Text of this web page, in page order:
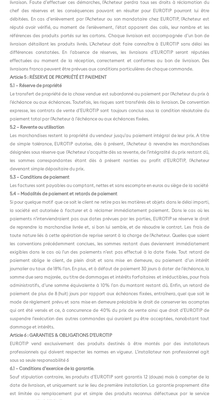
livraison. Faute d’effectuer ces démarches, l’Acheteur perdra tous ses droits à réclamation du
chef des réserves et les conséquences pouvant en résulter pour EUROTIP pourront lui être
débitées. En cas d’enlèvement par l’Acheteur ou son mandataire chez EUROTIP, l’Acheteur est
réputé avoir vérifié, au moment de l’enlèvement, l’état apparent des colis, leur nombre et les
références des produits portés sur les cartons. Chaque livraison est accompagnée d’un bon de
livraison détaillant les produits livrés. L’Acheteur doit faire connaître à EUROTIP sans délai les
différences constatées. En l’absence de réserves, les livraisons d’EUROTIP seront réputées
effectuées au moment de la réception, correctement et conformes au bon de livraison. Des
livraisons franco peuvent être prévues aux conditions particulières de chaque commande.
Article 5 : RÉSERVE DE PROPRIÉTÉ ET PAIEMENT
5.1 – Réserve de propriété
Le transfert de propriété de la chose vendue est subordonné au paiement par l’Acheteur du prix à
l’échéance ou aux échéances. Toutefois, les risques sont transférés dès la livraison. De convention
expresse, les contrats de vente d’EUROTIP sont toujours conclus sous la condition résolutoire du
paiement total par l’Acheteur à l’échéance ou aux échéances fixées.
5.2 – Revente ou utilisation
Les marchandises restent la propriété du vendeur jusqu’au paiement intégral de leur prix. A titre
de simple tolérance, EUROTIP autorise, dès à présent, l’Acheteur à revendre les marchandises
désignées sous réserve que l’Acheteur s’acquitte dès sa revente, de l’intégralité du prix restant dû,
les sommes correspondantes étant dès à présent nanties au profit d’EUROTIP, l’Acheteur
devenant simple dépositaire du prix.
5.3 – Conditions de paiement
Les factures sont payables au comptant, nettes et sans escompte en euros au siège de la société
5.4 – Modalités de paiement et retards de paiement
Si pour quelque motif que ce soit le client ne retire pas les matières et objets dans le délai imparti,
la société est autorisée à facturer et à réclamer immédiatement paiement. Dans le cas où les
paiements n’interviendraient pas aux dates prévues par les parties, EUROTIP se réserve le droit
de reprendre la marchandise livrée et, si bon lui semble, et de résoudre le contrat. Les frais de
toute nature liés à cette opération de reprise seront à la charge de l’Acheteur. Quelles que soient
les conventions précédemment conclues, les sommes restant dues deviennent immédiatement
exigibles dans le cas où l’un des paiements n’est pas effectué à la date fixée. Tout retard de
paiement oblige le client, de plein droit et sans mise en demeure, au paiement d’un intérêt
journalier au taux de 18% l’an. En plus, et à défaut de paiement 30 jours à dater de l’échéance, la
somme due sera majorée, au titre de dommages et intérêts forfaitaires et irréductibles, pour frais
administratifs, d’une somme équivalente à 10% l’an du montant restant dû. Enfin, un retard de
paiement de plus de 8 (huit) jours par rapport aux échéances fixées, entraînera, quel que soit le
mode de règlement prévu et sans mise en demeure préalable le droit de conserver les acomptes
qui ont été versés et ce, à concurrence de 40% du prix de vente ainsi que droit d’EUROTIP de
suspendre l’exécution des autres commandes qui auraient pu être acceptées, nonobstant tout
dommage et intérêts.
Article 6 : GARANTIES & OBLIGATIONS D’EUROTIP
EUROTIP vend exclusivement des produits destinés à être montés par des installateurs
professionnels qui doivent respecter les normes en vigueur. L’installateur non professionnel agit
sous sa seule responsabilité 6
6.1 – Conditions d’exercice de la garantie.
Sauf stipulation contraire, les produits d’EUROTIP sont garantis 12 (douze) mois à compter de la
date de livraison, et uniquement sur le lieu de première installation. La garantie proprement dite
est limitée au remplacement pur et simple des produits reconnus défectueux par le service